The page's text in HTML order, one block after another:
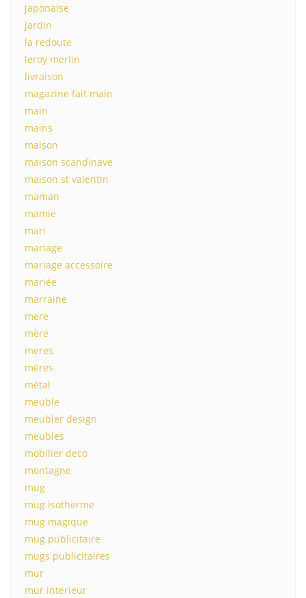
japonaise
jardin
la redoute
leroy merlin
livraison
magazine fait main
main
mains
maison
maison scandinave
maison st valentin
maman
mamie
mari
mariage
mariage accessoire
mariée
marraine
mere
mère
meres
mères
métal
meuble
meubler design
meubles
mobilier deco
montagne
mug
mug isotherme
mug magique
mug publicitaire
mugs publicitaires
mur
mur interieur